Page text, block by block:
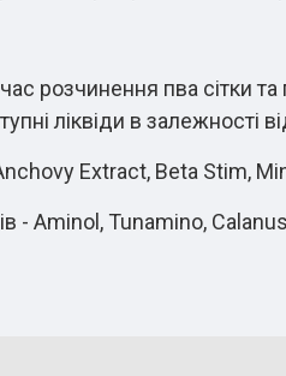
розчинення пва сітки
ліквіди в залежності
Extract, Beta Stim,
- Aminol, Tunamino,